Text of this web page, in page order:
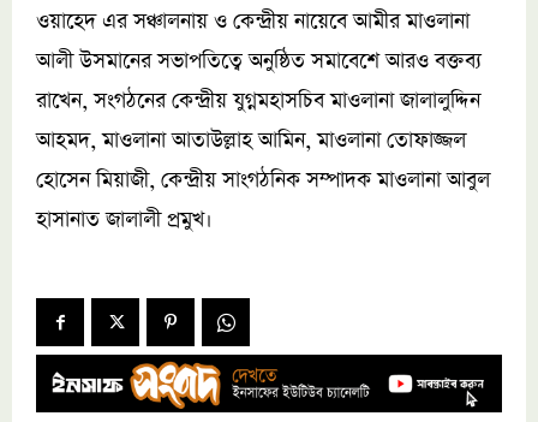
ওয়াহেদ এর সঞ্চালনায় ও কেন্দ্রীয় নায়েবে আমীর মাওলানা
আলী উসমানের সভাপতিত্বে অনুষ্ঠিত সমাবেশে আরও বক্তব্য
রাখেন, সংগঠনের কেন্দ্রীয় যুগ্নমহাসচিব মাওলানা জালালুদ্দিন
আহমদ, মাওলানা আতাউল্লাহ আমিন, মাওলানা তোফাজ্জল
হোসেন মিয়াজী, কেন্দ্রীয় সাংগঠনিক সম্পাদক মাওলানা আবুল
হাসানাত জালালী প্রমুখ।